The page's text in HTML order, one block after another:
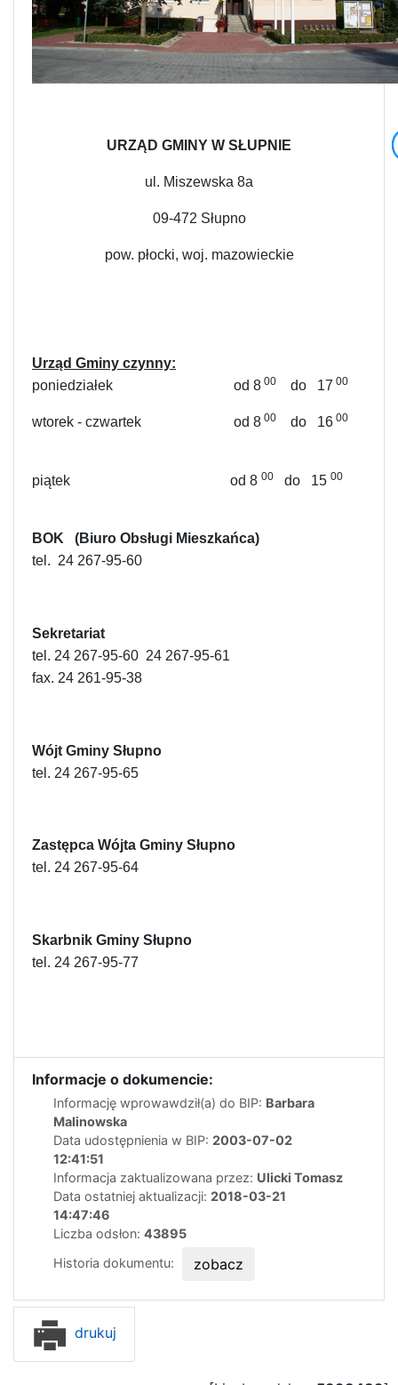
URZĄD GMINY W SŁUPNIE
ul. Miszewska 8a
09-472 Słupno
pow. płocki, woj. mazowieckie
Urząd Gminy czynny:
poniedziałek od 8 00 do 17 00
wtorek - czwartek od 8 00 do 16 00
piątek od 8 00 do 15 00
BOK (Biuro Obsługi Mieszkańca)
tel. 24 267-95-60
Sekretariat
tel. 24 267-95-60 24 267-95-61
fax. 24 261-95-38
Wójt Gminy Słupno
tel. 24 267-95-65
Zastępca Wójta Gminy Słupno
tel. 24 267-95-64
Skarbnik Gminy Słupno
tel. 24 267-95-77
Informacje o dokumencie:
Informację wprowawdził(a) do BIP: Barbara
Malinowska
Data udostępnienia w BIP: 2003-07-02
12:41:51
Informacja zaktualizowana przez: Ulicki Tomasz
Data ostatniej aktualizacji: 2018-03-21
14:47:46
Liczba odsłon: 43895
Historia dokumentu:
zobacz
drukuj